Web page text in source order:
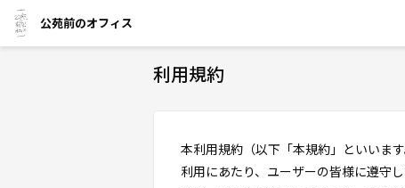
公苑前のオフィス
利用規約
本利用規約（以下「本規約」といいま
利用にあたり、ユーザーの皆様に遵守